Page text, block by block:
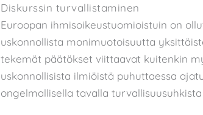
Diskurssin turvallistaminen
Euroopan ihmisoikeustuomioistuin on
uskonnollista monimuotoisuutta
tekemät päätökset viittaavat kuitenkin
uskonnollisista ilmiöistä puhuttaessa
ongelmallisella tavalla